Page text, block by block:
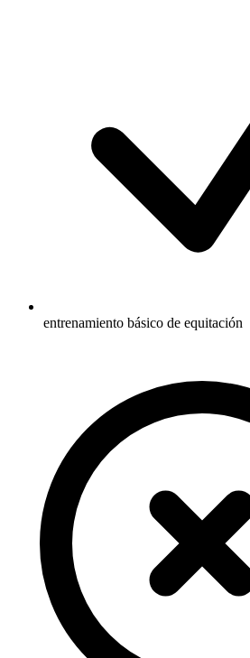
entrenamiento básico de equitación